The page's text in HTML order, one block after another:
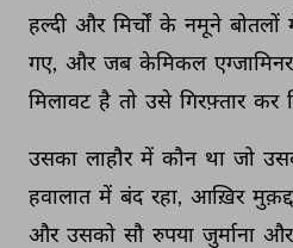
हल्दी और मिर्चों के नमूने बोतलों
गए, और जब केमिकल एग्जामिनर
मिलावट है तो उसे गिरफ़्तार कर
उसका लाहौर में कौन था जो
हवालात में बंद रहा, आख़िर
और उसको सौ रुपया जुर्माना और